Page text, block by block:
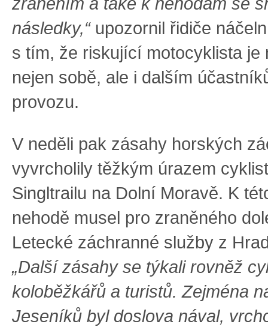
následky,“upozornil řidiče
s tím, že riskující motocyklista je
nejen sobě, ale i dalším
provozu.
V neděli pak zásahy horských
vyvrcholily těžkým úrazem
Singltrailu na Dolní Moravě. K
nehodě musel pro zraněného
Letecké záchranné služby z
„Další zásahy se týkali rovněž
koloběžkářů a turistů. Zejména
Jeseníků byl doslova nával,